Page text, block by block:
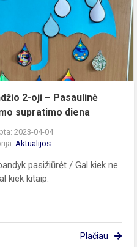
oji
2-oji – Pasaulinė
supratimo diena
2023-04-04
Aktualijos
pasižiūrėt / Gal kiek ne
kiek kitaip.
Plačiau